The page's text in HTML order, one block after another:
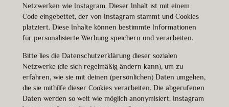
Netzwerken wie Instagram. Dieser Inhalt ist mit einem
Code eingebettet, der von Instagram stammt und Cookies
platziert. Diese Inhalte können bestimmte Informationen
für personalisierte Werbung speichern und verarbeiten.
Bitte lies die Datenschutzerklärung dieser sozialen
Netzwerke (die sich regelmäßig ändern kann), um zu
erfahren, wie sie mit deinen (persönlichen) Daten umgehen,
die sie mithilfe dieser Cookies verarbeiten. Die abgerufenen
Daten werden so weit wie möglich anonymisiert. Instagram